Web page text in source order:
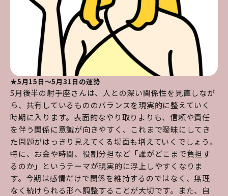
★5月15日～5月31日の運勢
5月後半の射手座さんは、人との深い関係性を見直しなが
ら、共有しているもののバランスを現実的に整えていく
時期に入ります。表面的なやり取りよりも、信頼や責任
を伴う関係に意識が向きやすく、これまで曖昧にしてき
た問題がはっきり見えてくる場面も増えていくでしょう。
特に、お金や時間、役割分担など「誰がどこまで負担す
るのか」というテーマが現実的に浮上しやすくなりま
す。今期は感情だけで関係を維持するのではなく、無理
なく続けられる形へ調整することが大切です。また、自